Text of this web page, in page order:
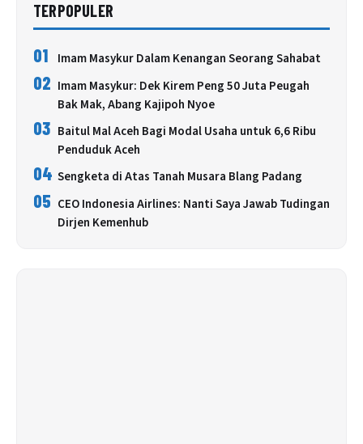
TERPOPULER
01 Imam Masykur Dalam Kenangan Seorang Sahabat
02 Imam Masykur: Dek Kirem Peng 50 Juta Peugah
Bak Mak, Abang Kajipoh Nyoe
03 Baitul Mal Aceh Bagi Modal Usaha untuk 6,6 Ribu
Penduduk Aceh
04 Sengketa di Atas Tanah Musara Blang Padang
05 CEO Indonesia Airlines: Nanti Saya Jawab Tudingan
Dirjen Kemenhub